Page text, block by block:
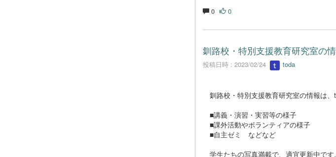
0 0
釧路校・特別支援教育研究室の
投稿日時 : 2023/02/24 toda
釧路校・特別支援教育研究室の情報は、
■講義・演習・実習等の様子
■課外活動やボランティアの様子
■自主ゼミ などなど
学生たちの写真満載で、適宜更新中です。